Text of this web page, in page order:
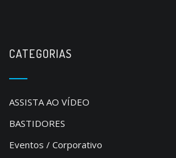
CATEGORIAS
ASSISTA AO VÍDEO
BASTIDORES
Eventos / Corporativo